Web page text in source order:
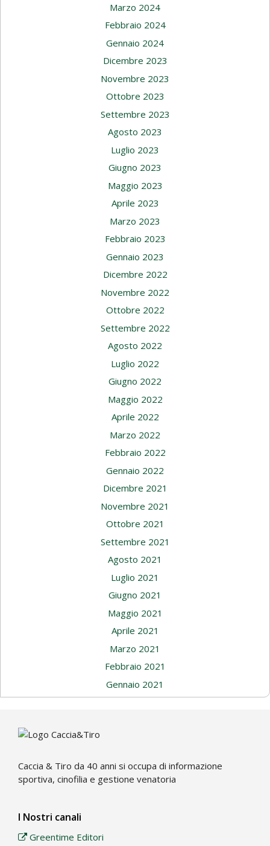
Marzo 2024
Febbraio 2024
Gennaio 2024
Dicembre 2023
Novembre 2023
Ottobre 2023
Settembre 2023
Agosto 2023
Luglio 2023
Giugno 2023
Maggio 2023
Aprile 2023
Marzo 2023
Febbraio 2023
Gennaio 2023
Dicembre 2022
Novembre 2022
Ottobre 2022
Settembre 2022
Agosto 2022
Luglio 2022
Giugno 2022
Maggio 2022
Aprile 2022
Marzo 2022
Febbraio 2022
Gennaio 2022
Dicembre 2021
Novembre 2021
Ottobre 2021
Settembre 2021
Agosto 2021
Luglio 2021
Giugno 2021
Maggio 2021
Aprile 2021
Marzo 2021
Febbraio 2021
Gennaio 2021
Caccia & Tiro da 40 anni si occupa di informazione
sportiva, cinofilia e gestione venatoria
I Nostri canali
Greentime Editori